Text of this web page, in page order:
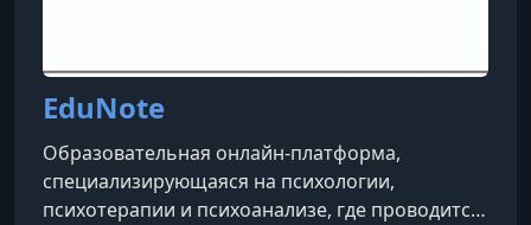
EduNote
Образовательная онлайн-платформа,
специализирующаяся на психологии,
психотерапии и психоанализе, где проводится